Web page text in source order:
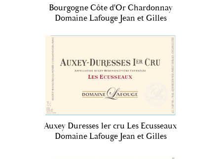
Bourgogne Côte d'Or Chardonnay
Domaine Lafouge Jean et Gilles
Auxey Duresses 1er cru Les Ecusseaux
Domaine Lafouge Jean et Gilles